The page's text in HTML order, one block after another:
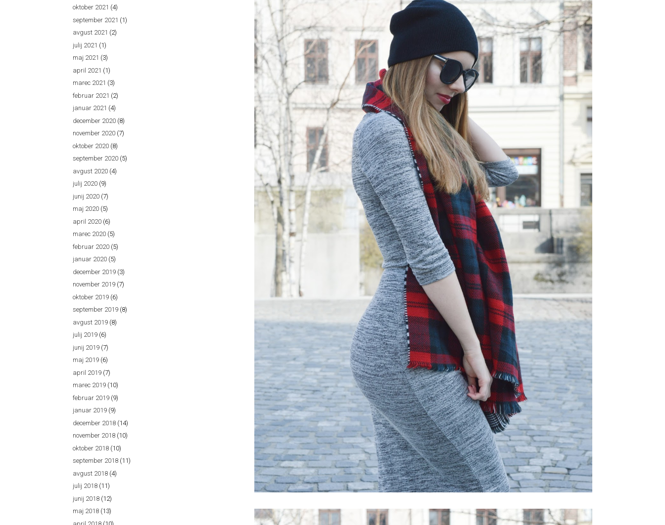
oktober 2021 (4)
september 2021 (1)
avgust 2021 (2)
julij 2021 (1)
maj 2021 (3)
april 2021 (1)
marec 2021 (3)
februar 2021 (2)
januar 2021 (4)
december 2020 (8)
november 2020 (7)
oktober 2020 (8)
september 2020 (5)
avgust 2020 (4)
julij 2020 (9)
junij 2020 (7)
maj 2020 (5)
april 2020 (6)
marec 2020 (5)
februar 2020 (5)
januar 2020 (5)
december 2019 (3)
november 2019 (7)
oktober 2019 (6)
september 2019 (8)
avgust 2019 (8)
julij 2019 (6)
junij 2019 (7)
maj 2019 (6)
april 2019 (7)
marec 2019 (10)
februar 2019 (9)
januar 2019 (9)
december 2018 (14)
november 2018 (10)
oktober 2018 (10)
september 2018 (11)
avgust 2018 (4)
julij 2018 (11)
junij 2018 (12)
maj 2018 (13)